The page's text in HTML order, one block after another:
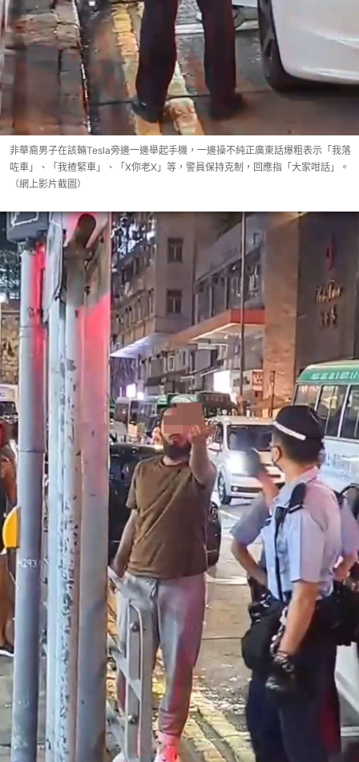
非華裔男子在該輛Tesla旁邊一邊舉起手機，一邊操不純正廣東話爆粗表示「我落
咗車」、「我揸緊車」、「X你老X」等，警員保持克制，回應指「大家咁話」。
（網上影片截圖）